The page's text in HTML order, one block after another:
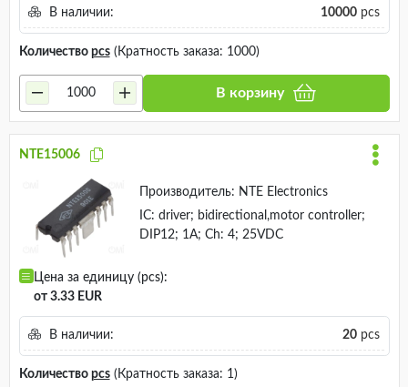
В наличии: 10000pcs
Количество pcs(Кратность заказа: 1000)
В корзину
NTE15006
Производитель: NTE Electronics
IC: driver; bidirectional,motor controller;
DIP12; 1A; Ch: 4; 25VDC
Цена за единицу (pcs):
от 3.33 EUR
В наличии: 20pcs
Количество pcs(Кратность заказа: 1)